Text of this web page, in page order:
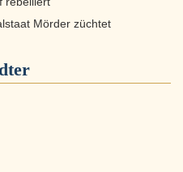
Mörder züchtet